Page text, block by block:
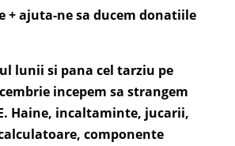
+ ajuta-ne sa ducem donatiile
lunii si pana cel tarziu pe
incepem sa strangem
Haine, incaltaminte, jucarii,
componente